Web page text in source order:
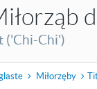
('Chi-Chi')
Miłorzęby